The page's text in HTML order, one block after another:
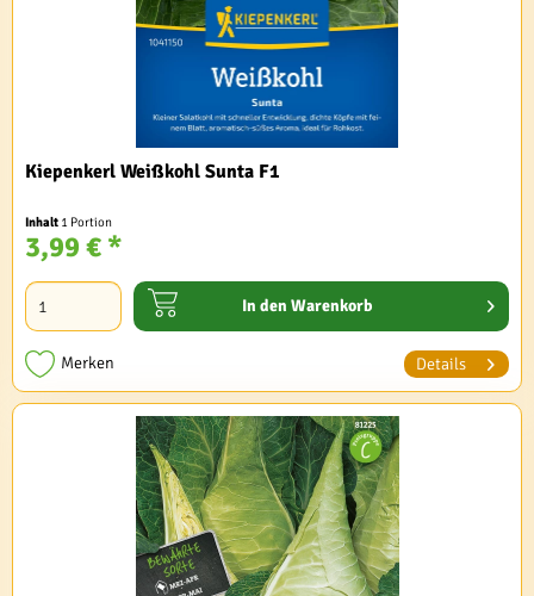
Kiepenkerl Weißkohl Sunta F1
Inhalt 1 Portion
3,99 € *
In den Warenkorb
Merken Details